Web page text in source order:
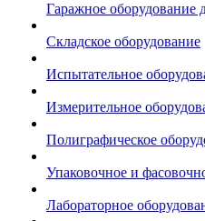
Гаражное оборудование
Складское оборудование
Испытательное
Измерительное
Полиграфическое
Упаковочное и
Лабораторное